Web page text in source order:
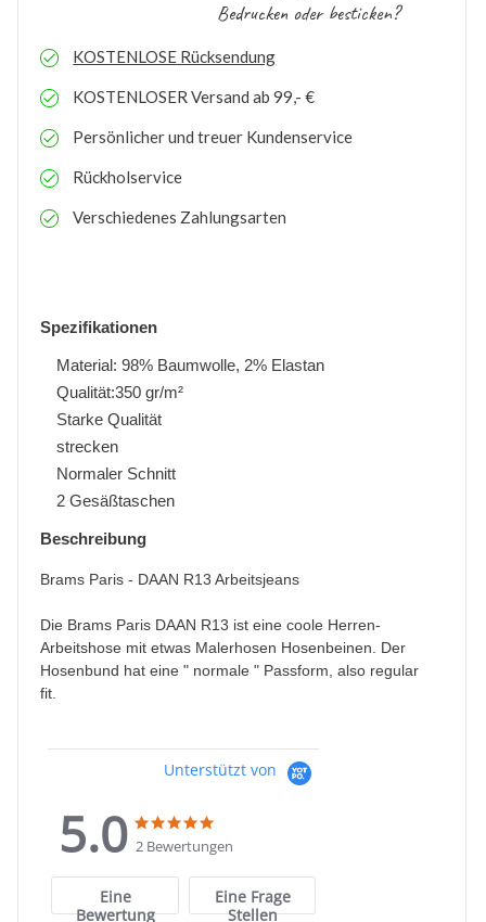
Bedrucken oder besticken?
KOSTENLOSE Rücksendung
KOSTENLOSER Versand ab 99,- €
Persönlicher und treuer Kundenservice
Rückholservice
Verschiedenes Zahlungsarten
Spezifikationen
Material: 98% Baumwolle, 2% Elastan
Qualität:350 gr/m²
Starke Qualität
strecken
Normaler Schnitt
2 Gesäßtaschen
Beschreibung
Brams Paris - DAAN R13 Arbeitsjeans
Die Brams Paris DAAN R13 ist eine coole Herren-
Arbeitshose mit etwas Malerhosen Hosenbeinen. Der
Hosenbund hat eine " normale " Passform, also regular
fit.
Unterstützt von
5.0
5.0
star
rating
star
rating
2 Bewertungen
Eine
Bewertung
Eine Frage
Stellen